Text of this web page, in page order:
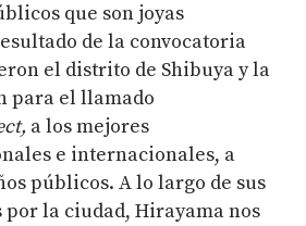
que son joyas
de la convocatoria
el distrito de Shibuya y la
para el llamado
, a los mejores
e internacionales, a
públicos. A lo largo de sus
la ciudad, Hirayama nos